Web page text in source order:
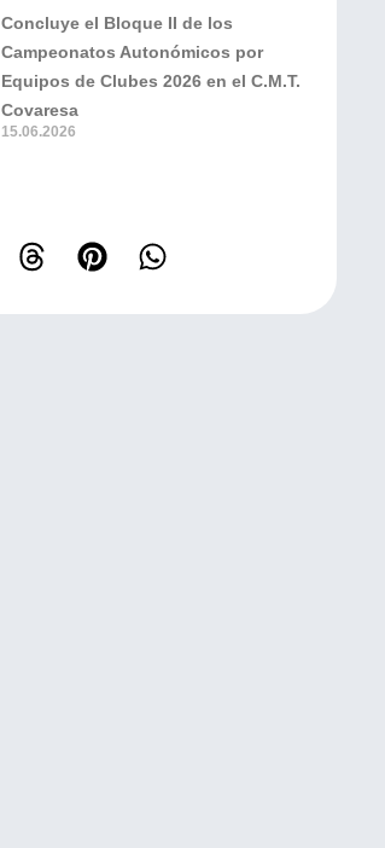
Concluye el Bloque II de los
Campeonatos Autonómicos por
Equipos de Clubes 2026 en el C.M.T.
Covaresa
15.06.2026